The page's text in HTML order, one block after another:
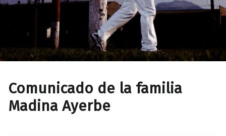
Comunicado de la familia
Madina Ayerbe